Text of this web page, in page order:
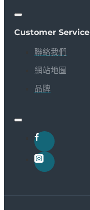
Customer Service
聯絡我們
網站地圖
品牌